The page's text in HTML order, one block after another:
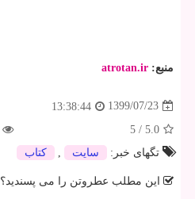
منبع: atrotan.ir
1399/07/23
13:38:44
5.0
/
5
تگهای خبر:
سایت كتاب
این مطلب عطروتن را می پسندید؟